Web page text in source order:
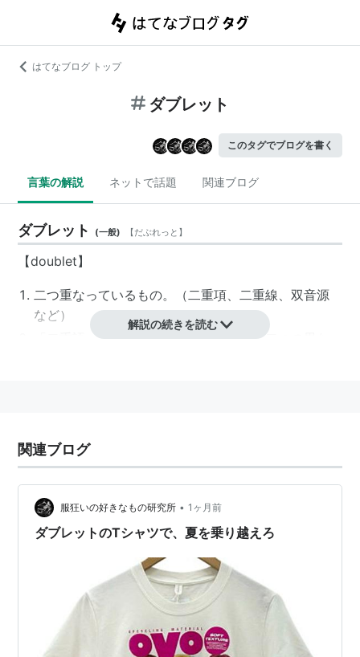
はてなブログ トップ
ダブレット
このタグでブログを書く
言葉の解説 ネットで話題 関連ブログ
ダブレット (一般) 【だぶれっと 】
【doublet】
二つ重なっているもの。（二重項、二重線、双音源
など）
「二重語」：共通の語源をもちながら、二つの異な
参照
リスト：リスト::言語学関連
解説の続きを読む
関連ブログ
服狂いの好きなもの研究所 • 1ヶ月前
ダブレットのTシャツで、夏を乗り越えろ